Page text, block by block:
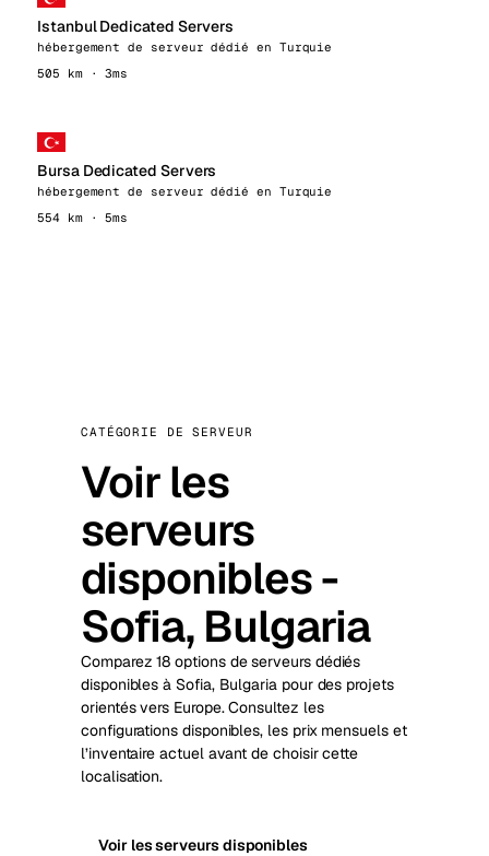
Istanbul Dedicated Servers
hébergement de serveur dédié en Turquie
505 km · 3ms
Bursa Dedicated Servers
hébergement de serveur dédié en Turquie
554 km · 5ms
CATÉGORIE DE SERVEUR
Voir les
serveurs
disponibles -
Sofia, Bulgaria
Comparez 18 options de serveurs dédiés
disponibles à Sofia, Bulgaria pour des projets
orientés vers Europe. Consultez les
configurations disponibles, les prix mensuels et
l’inventaire actuel avant de choisir cette
localisation.
Voir les serveurs disponibles